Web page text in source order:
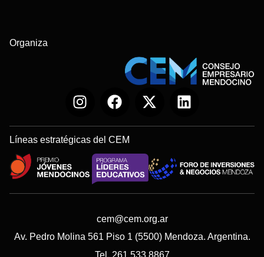
Organiza
Líneas estratégicas del CEM
cem@cem.org.ar
Av. Pedro Molina 561 Piso 1 (5500) Mendoza. Argentina.
Tel. 261 533 8867